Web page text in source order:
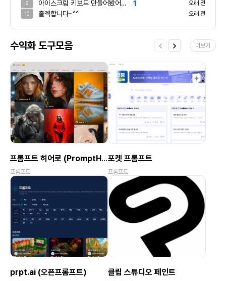
9 아이스크림 키보드 만들어봤어요! 1 오래 전
10 출첵합니다~^^ 오래 전
수익화 도구모음 더보기
프롬프트 히어로 (PromptHero)
프롬프트
포켓 프롬프트
프롬프트
prpt.ai (오픈프롬프트) 클립 스튜디오 페인트